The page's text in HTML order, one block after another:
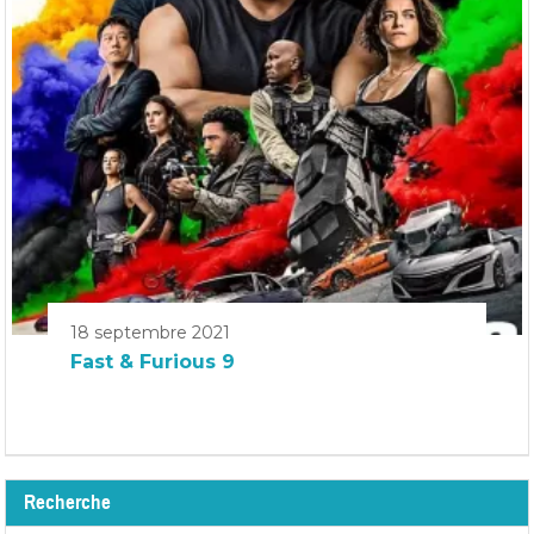
18 septembre 2021
Fast & Furious 9
Recherche